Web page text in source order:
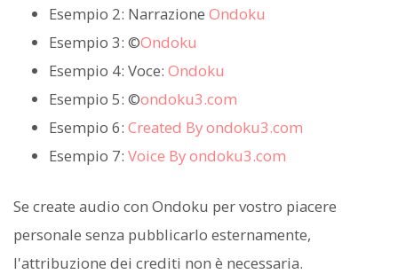
Esempio 2: Narrazione Ondoku
Esempio 3: ©Ondoku
Esempio 4: Voce: Ondoku
Esempio 5: ©ondoku3.com
Esempio 6: Created By ondoku3.com
Esempio 7: Voice By ondoku3.com
Se create audio con Ondoku per vostro piacere
personale senza pubblicarlo esternamente,
l'attribuzione dei crediti non è necessaria.